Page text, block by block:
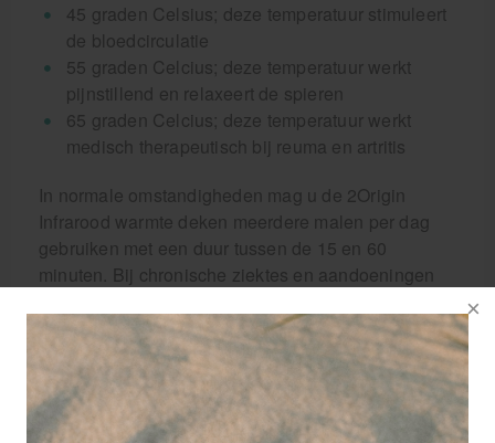
45 graden Celsius; deze temperatuur stimuleert
de bloedcirculatie
55 graden Celcius; deze temperatuur werkt
pijnstillend en relaxeert de spieren
65 graden Celcius; deze temperatuur werkt
medisch therapeutisch bij reuma en artritis
In normale omstandigheden mag u de 2Origin
Infrarood warmte deken meerdere malen per dag
gebruiken met een duur tussen de 15 en 60
minuten. Bij chronische ziektes en aandoeningen
Bestel uw infrarood deken online bij Sport Lavit en
ervaar het zelf!
Hoe programmeert u een de 2Origin infrarood